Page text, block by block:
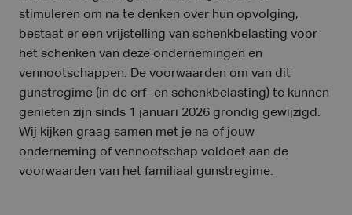
stimuleren om na te denken over hun opvolging,
bestaat er een vrijstelling van schenkbelasting voor
het schenken van deze ondernemingen en
vennootschappen. De voorwaarden om van dit
gunstregime (in de erf- en schenkbelasting) te kunnen
genieten zijn sinds 1 januari 2026 grondig gewijzigd.
Wij kijken graag samen met je na of jouw
onderneming of vennootschap voldoet aan de
voorwaarden van het familiaal gunstregime.